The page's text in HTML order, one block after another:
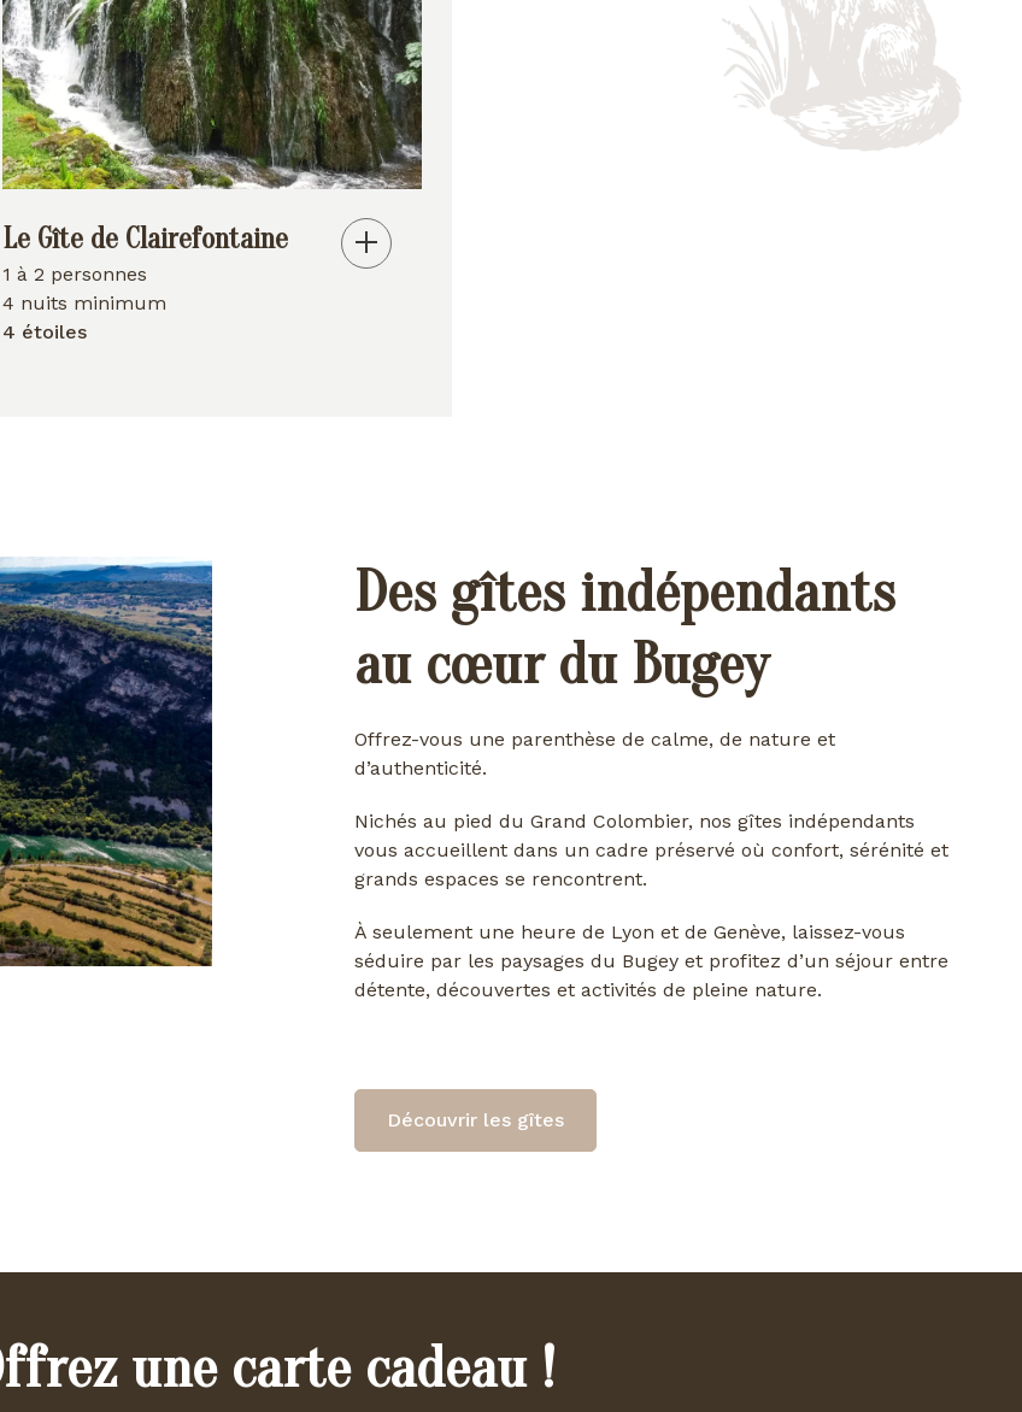
Le Gîte de Clairefontaine
1 à 2 personnes
4 nuits minimum
4 étoiles
Des gîtes indépendants
au cœur du Bugey
Offrez-vous une parenthèse de calme, de nature et
d’authenticité.
Nichés au pied du Grand Colombier, nos gîtes indépendants
vous accueillent dans un cadre préservé où confort, sérénité et
grands espaces se rencontrent.
À seulement une heure de Lyon et de Genève, laissez-vous
séduire par les paysages du Bugey et profitez d’un séjour entre
détente, découvertes et activités de pleine nature.
Découvrir les gîtes
une carte cadeau !